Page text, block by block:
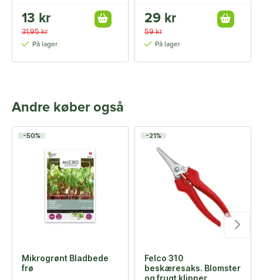
13 kr
31,95 kr
På lager
29 kr
59 kr
På lager
Andre køber også
-50%
Mikrogrønt Bladbede
frø
-21%
Felco 310
beskæresaks. Blomster